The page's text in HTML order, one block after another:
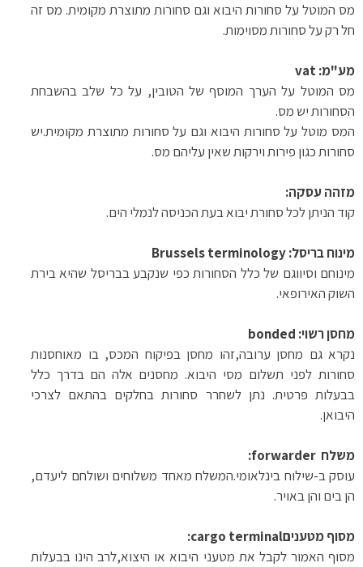
מס המוטל על סחורות היבוא וגם סחורות מתוצרת מקומית. מס זה
חל רק על סחורות מסוימות.
מע"מ:
vat
מס המוטל על הערך המוסף של הטובין, על כל שלב בהשבחת
הסחורות יש מס.
המס מוטל על סחורות היבוא וגם על סחורות מתוצרת מקומית.יש
סחורות כגון פירות וירקות שאין עליהם מס.
מזהה עסקה:
קוד הניתן לכל סחורת יבוא בעת הכניסה לנמלי הים.
מינוח בריסל:
Brussels terminology
מינוחם וסיווגם של כלל הסחורות כפי שנקבע בבריסל שהיא בירת
השוק האירופאי.
מחסןרשוי:
bonded
נקרא גם מחסן ערובה,זהו מחסן בפיקוח המכס, בו מאוחסנות
סחורות לפני תשלום מסי היבוא. מחסנים אלה הם בדרך כלל
בבעלות פרטית. נתן לשחרר סחורות בחלקים בהתאם לצרכי
היבואן.
משלח :forwarder
עוסק ב-שילוח בינלאומי.המשלח מאחד משלוחים ושולחם ליעדם,
הן בים והן באויר.
מסוף מטענים:cargo terminal
מסוף האמור לקבל את מטעני היבוא או היצוא,לרב הינו בבעלות